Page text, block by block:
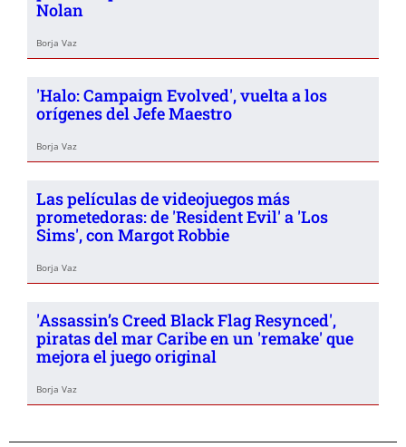
Nolan
Borja Vaz
'Halo: Campaign Evolved', vuelta a los
orígenes del Jefe Maestro
Borja Vaz
Las películas de videojuegos más
prometedoras: de 'Resident Evil' a 'Los
Sims', con Margot Robbie
Borja Vaz
'Assassin’s Creed Black Flag Resynced',
piratas del mar Caribe en un 'remake' que
mejora el juego original
Borja Vaz